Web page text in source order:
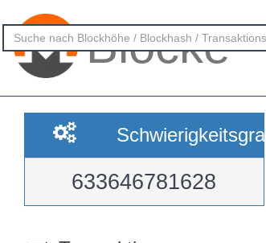
Blöcke
Schwierigkeitsgrad
633646781628